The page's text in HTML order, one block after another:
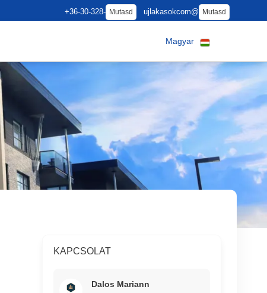
+36-30-328- Mutasd ujlakasokcom@ Mutasd
Magyar
KAPCSOLAT
Dalos Mariann